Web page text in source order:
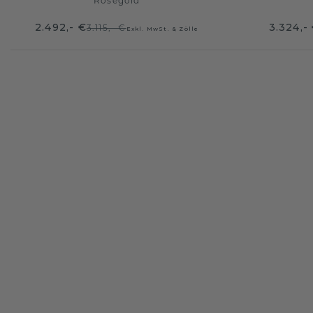
2.492,- €3.115,- €Exkl. MwSt. & Zölle 3.324,-